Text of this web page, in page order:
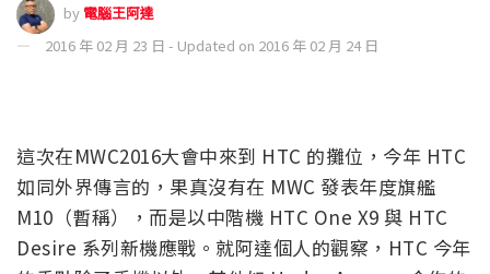
by 電腦王阿達
2016 年 02 月 23 日 - Updated on 2016 年 02 月 24 日
這次在MWC2016大會中來到 HTC 的攤位，今年 HTC
如同外界傳言的，果真沒有在 MWC 發表年度旗艦
M10（暫稱），而是以中階機 HTC One X9 與 HTC
Desire 系列新機應戰。就阿達個人的觀察，HTC 今年